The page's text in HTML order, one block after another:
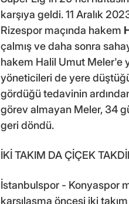
karşıya geldi. 11 Aralık
Rizespor maçında hakem
çalmış ve daha sonra
hakem Halil Umut Meler'e
yöneticileri de yere
gördüğü tedavinin
görev almayan Meler, 34
geri döndü.
İKİ TAKIM DA ÇİÇEK
İstanbulspor - Konyaspor
karşılaşma öncesi iki